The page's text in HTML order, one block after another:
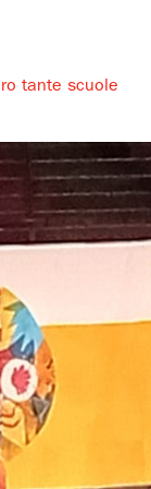
tante scuole